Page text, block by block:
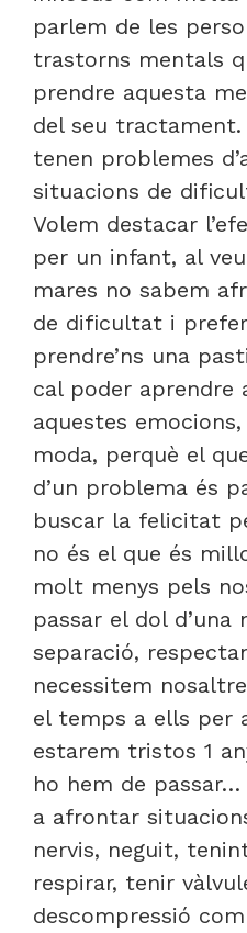
parlem de les
trastorns mentals
prendre aquesta
del seu tractament.
tenen problemes
situacions de
Volem destacar
per un infant, al
mares no sabem
de dificultat i
prendre’ns una
cal poder aprendre
aquestes
moda, perquè el
d’un problema és
buscar la felicitat
no és el que és
molt menys pels
passar el dol d’una
separació,
necessitem
el temps a ells per
estarem tristos 1
ho hem de passar…
a afrontar
nervis, neguit,
respirar, tenir
descompressió